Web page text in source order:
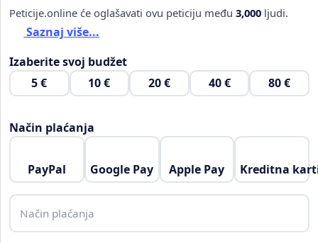
Peticije.online će oglašavati ovu peticiju među 3,000 ljudi.
Saznaj više...
Izaberite svoj budžet
5 €
10 € 20 € 40 € 80 €
Način plaćanja
PayPal Google Pay Apple Pay Kreditna
Način plaćanja